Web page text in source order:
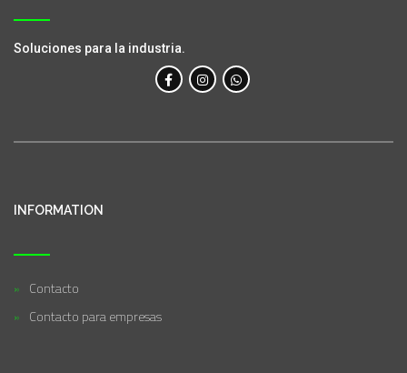
Soluciones para la industria.
INFORMATION
Contacto
Contacto para empresas